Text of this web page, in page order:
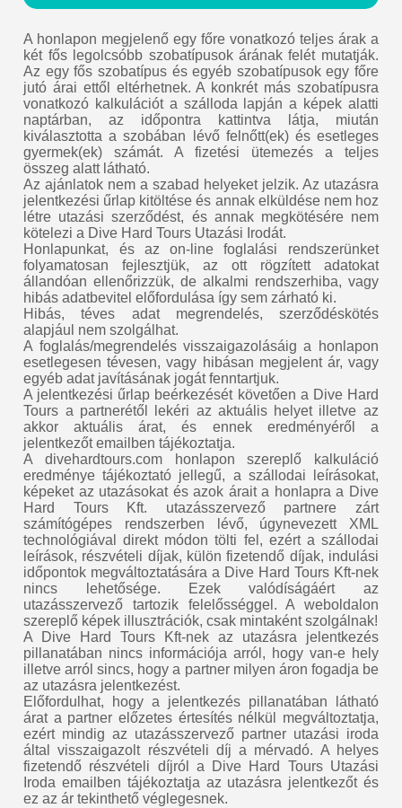
A honlapon megjelenő egy főre vonatkozó teljes árak a
két fős legolcsóbb szobatípusok árának felét mutatják.
Az egy fős szobatípus és egyéb szobatípusok egy főre
jutó árai ettől eltérhetnek. A konkrét más szobatípusra
vonatkozó kalkulációt a szálloda lapján a képek alatti
naptárban, az időpontra kattintva látja, miután
kiválasztotta a szobában lévő felnőtt(ek) és esetleges
gyermek(ek) számát. A fizetési ütemezés a teljes
összeg alatt látható.
Az ajánlatok nem a szabad helyeket jelzik. Az utazásra
jelentkezési űrlap kitöltése és annak elküldése nem hoz
létre utazási szerződést, és annak megkötésére nem
kötelezi a Dive Hard Tours Utazási Irodát.
Honlapunkat, és az on-line foglalási rendszerünket
folyamatosan fejlesztjük, az ott rögzített adatokat
állandóan ellenőrizzük, de alkalmi rendszerhiba, vagy
hibás adatbevitel előfordulása így sem zárható ki.
Hibás, téves adat megrendelés, szerződéskötés
alapjául nem szolgálhat.
A foglalás/megrendelés visszaigazolásáig a honlapon
esetlegesen tévesen, vagy hibásan megjelent ár, vagy
egyéb adat javításának jogát fenntartjuk.
A jelentkezési űrlap beérkezését követően a Dive Hard
Tours a partnerétől lekéri az aktuális helyet illetve az
akkor aktuális árat, és ennek eredményéről a
jelentkezőt emailben tájékoztatja.
A divehardtours.com honlapon szereplő kalkuláció
eredménye tájékoztató jellegű, a szállodai leírásokat,
képeket az utazásokat és azok árait a honlapra a Dive
Hard Tours Kft. utazásszervező partnere zárt
számítógépes rendszerben lévő, úgynevezett XML
technológiával direkt módon tölti fel, ezért a szállodai
leírások, részvételi díjak, külön fizetendő díjak, indulási
időpontok megváltoztatására a Dive Hard Tours Kft-nek
nincs lehetősége. Ezek valódíságáért az
utazásszervező tartozik felelősséggel. A weboldalon
szereplő képek illusztrációk, csak mintaként szolgálnak!
A Dive Hard Tours Kft-nek az utazásra jelentkezés
pillanatában nincs információja arról, hogy van-e hely
illetve arról sincs, hogy a partner milyen áron fogadja be
az utazásra jelentkezést.
Előfordulhat, hogy a jelentkezés pillanatában látható
árat a partner előzetes értesítés nélkül megváltoztatja,
ezért mindig az utazásszervező partner utazási iroda
által visszaigazolt részvételi díj a mérvadó. A helyes
fizetendő részvételi díjról a Dive Hard Tours Utazási
Iroda emailben tájékoztatja az utazásra jelentkezőt és
ez az ár tekinthető véglegesnek.